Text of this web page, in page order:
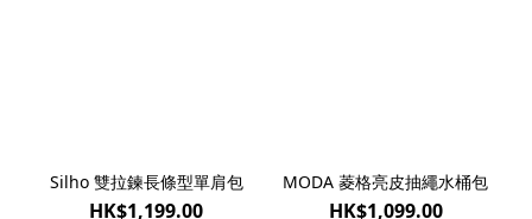
Silho 雙拉鍊長條型單肩包
HK$1,199.00
MODA 菱格亮皮抽繩水桶包
HK$1,099.00